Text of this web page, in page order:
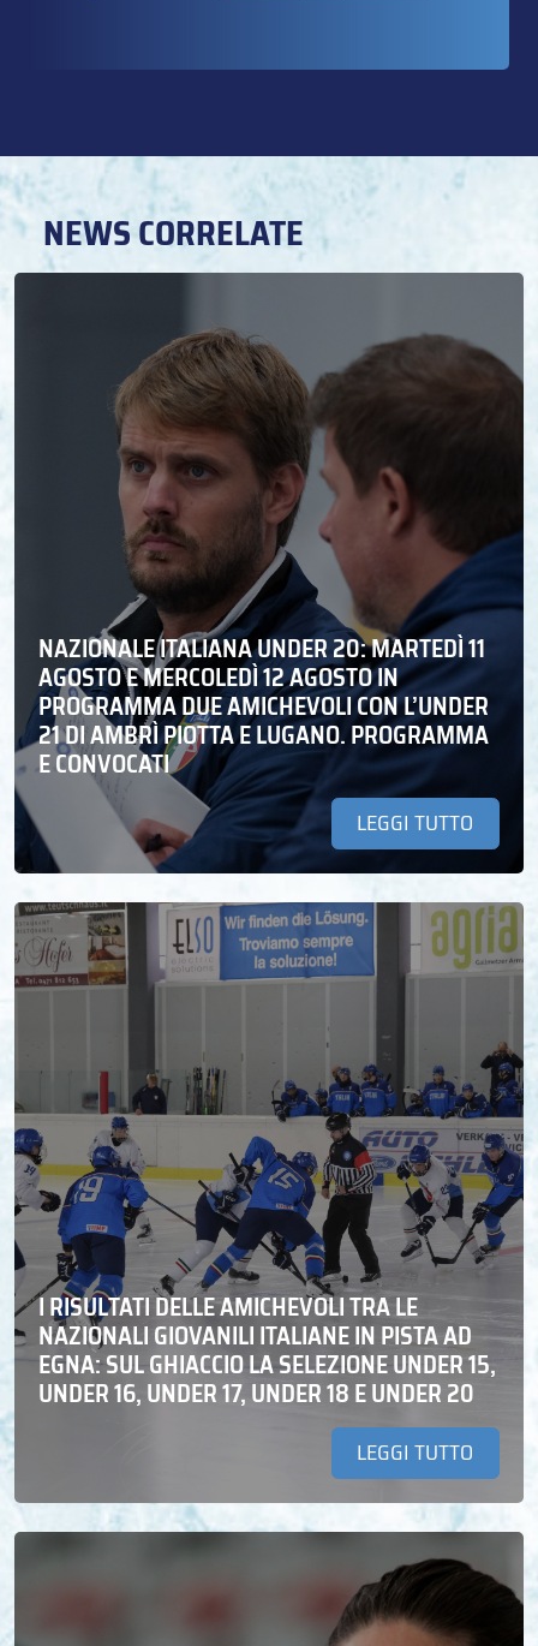
NEWS CORRELATE
NAZIONALE ITALIANA UNDER 20: MARTEDÌ 11
AGOSTO E MERCOLEDÌ 12 AGOSTO IN
PROGRAMMA DUE AMICHEVOLI CON L’UNDER
21 DI AMBRÌ PIOTTA E LUGANO. PROGRAMMA
E CONVOCATI
LEGGI TUTTO
I RISULTATI DELLE AMICHEVOLI TRA LE
NAZIONALI GIOVANILI ITALIANE IN PISTA AD
EGNA: SUL GHIACCIO LA SELEZIONE UNDER 15,
UNDER 16, UNDER 17, UNDER 18 E UNDER 20
LEGGI TUTTO